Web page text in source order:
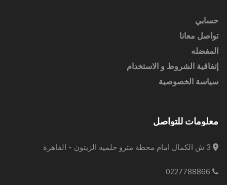
حسابي
تواصل معانا
المفضله
إتفاقية الشروط و الاستخدام
سياسة الخصوصية
معلومات للتواصل